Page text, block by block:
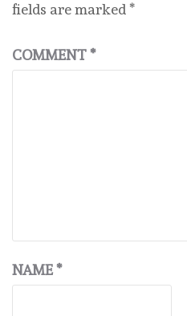
fields are marked*
COMMENT*
NAME*